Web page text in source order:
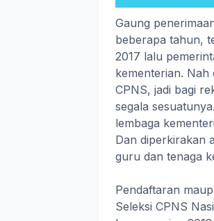
Gaung
beberapa tahun,
2017 lalu
kementerian. Nah
CPNS, jadi bagi
segala
lembaga
Dan diperkirakan
guru dan tenaga
Pendaftaran
Seleksi CPNS